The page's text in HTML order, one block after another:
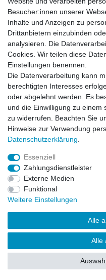
Zahlung und Versand
Vertrag
© Copyright 2026
Besucher:innen unserer
Inhalte und Anzeigen zu
Drittanbietern einzubinden
analysieren. Die
Cookies. Wir teilen diese
Einstellungen benennen.
Die Datenverarbeitung kann
berechtigten Interesses
oder abgelehnt werden. Es
und die Einwilligung zu
zu widerrufen. Beachten Sie
Hinweise zur Verwendung
Daten­schutz­erklärung
Essenziell
Zahlungsdienstleister
Externe Medien
Funktional
Weitere Einstellungen
Alle
Alle